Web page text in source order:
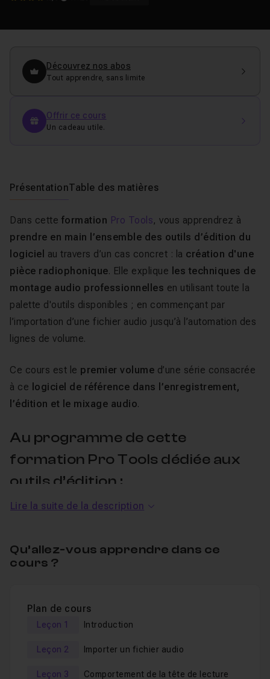
Découvrez nos abos
Tout apprendre, sans limite
Offrir ce cours
Un cadeau utile.
PrésentationTable des matières
Dans cette formation Pro Tools, vous apprendrez à
prendre en main l’ensemble des outils d’édition du
logiciel au travers d’un cas concret : la création d'une
pièce radiophonique. Elle explique les techniques de
montage audio professionnelles en utilisant toute la
palette d'outils disponibles ; en commençant par
l’importation d’une fichier audio jusqu’à l’automation des
lignes de volume.
Ce cours est le premier volume d’une série consacrée
à ce logiciel de référence dans l’enregistrement,
l’édition et le mixage audio.
Au programme de cette
formation Pro Tools dédiée aux
outils d’édition :
Nous démarrerons ensemble la création d'une pièce
d’ambiance. Cet exercice pratique sera le prétexte
pourpasser en revue, dans leur contexte, l’ensemble
L’occasion également dedécouvrir une méthodologie
pour aborder, de manière efficace, tout type de travail
Lire la suite de la description
Qu’allez-vous apprendre dans ce
cours ?
Plan de cours
Leçon 1 Introduction
Leçon 2 Importer un fichier audio
Leçon 3 Comportement de la tête de lecture